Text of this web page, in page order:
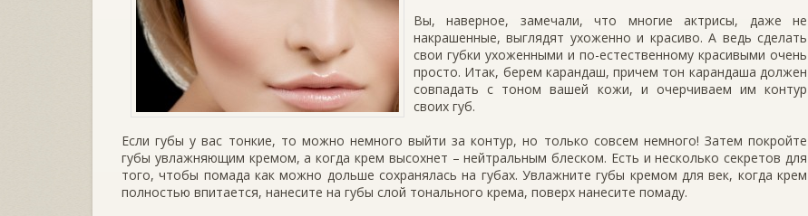
Вы, наверное, замечали, что многие актрисы, даже не
накрашенные, выглядят ухоженно и красиво. А ведь сделать
свои губки ухоженными и по-естественному красивыми очень
просто. Итак, берем карандаш, причем тон карандаша должен
совпадать с тоном вашей кожи, и очерчиваем им контур
своих губ.
Если губы у вас тонкие, то можно немного выйти за контур, но только совсем немного! Затем покройте
губы увлажняющим кремом, а когда крем высохнет – нейтральным блеском. Есть и несколько секретов для
того, чтобы помада как можно дольше сохранялась на губах. Увлажните губы кремом для век, когда крем
полностью впитается, нанесите на губы слой тонального крема, поверх нанесите помаду.